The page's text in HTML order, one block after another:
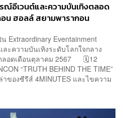
อีเวนต์และความบันเทิงตลอด
น ฮอลล์ สยามพารากอน
Extraordinary Eventainment
ะความบันเทิงระดับโลกใจกลาง
ตลอดเดือนตุลาคม 2567 🗓️12
“TRUTH BEHIND THE TIME”
าของซีรีส์ 4MINUTES และไขความ